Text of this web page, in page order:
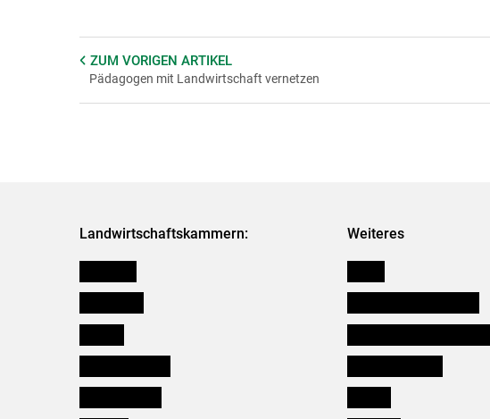
ZUM VORIGEN ARTIKEL
Pädagogen mit Landwirtschaft vernetzen
Landwirtschaftskammern: Weiteres